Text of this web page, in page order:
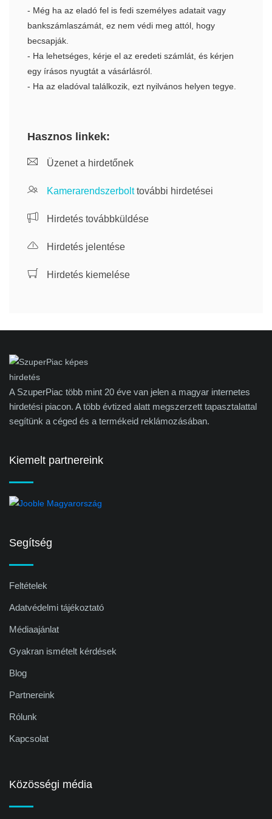
- Még ha az eladó fel is fedi személyes adatait vagy
bankszámlaszámát, ez nem védi meg attól, hogy
becsapják.
- Ha lehetséges, kérje el az eredeti számlát, és kérjen
egy írásos nyugtát a vásárlásról.
- Ha az eladóval találkozik, ezt nyilvános helyen tegye.
Hasznos linkek:
Üzenet a hirdetőnek
Kamerarendszerbolttovábbi hirdetései
Hirdetés továbbküldése
Hirdetés jelentése
Hirdetés kiemelése
A SzuperPiac több mint 20 éve van jelen a magyar internetes
hirdetési piacon. A több évtized alatt megszerzett tapasztalattal
segítünk a céged és a termékeid reklámozásában.
Kiemelt partnereink
Segítség
Feltételek
Adatvédelmi tájékoztató
Médiaajánlat
Gyakran ismételt kérdések
Blog
Partnereink
Rólunk
Kapcsolat
Közösségi média